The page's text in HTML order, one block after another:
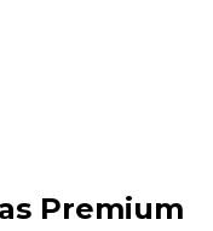
Premium